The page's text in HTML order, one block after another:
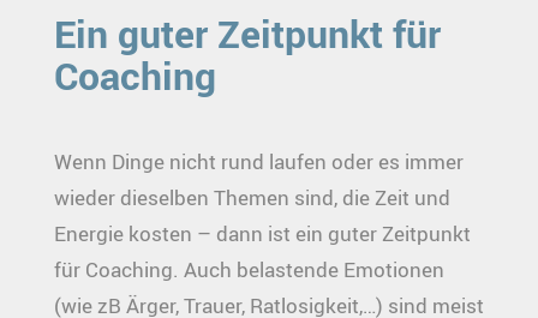
Ein guter Zeitpunkt für
Coaching
Wenn Dinge nicht rund laufen oder es immer
wieder dieselben Themen sind, die Zeit und
Energie kosten – dann ist ein guter Zeitpunkt
für Coaching. Auch belastende Emotionen
(wie zB Ärger, Trauer, Ratlosigkeit,…) sind meist